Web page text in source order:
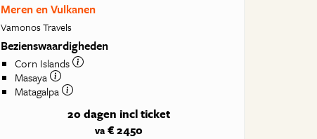
Meren en Vulkanen
Vamonos Travels
Bezienswaardigheden
Corn Islands
Masaya
Matagalpa
20 dagen incl ticket
va€ 2450